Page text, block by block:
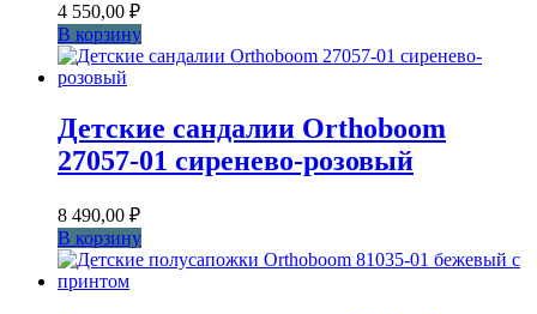
4 550,00 ₽
В корзину
Детские сандалии Orthoboom
27057-01 сиренево-розовый
8 490,00 ₽
В корзину